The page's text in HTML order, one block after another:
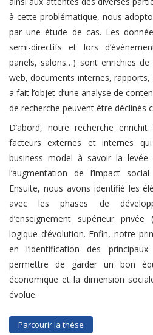
à cette problématique, nous
par une étude de cas. Les
semi-directifs et lors
panels, salons…) sont enrichies de
web, documents internes, rapports,
a fait l’objet d’une analyse de
de recherche peuvent être déclinés
D’abord, notre recherche
facteurs externes et internes
business model à savoir la levée
l’augmentation de l’impact
Ensuite, nous avons identifié les
avec les phases de
d’enseignement supérieur
logique d’évolution. Enfin, notre
en l’identification des
permettre de garder un bon
économique et la dimension
évolue.
Parcourir la thèse